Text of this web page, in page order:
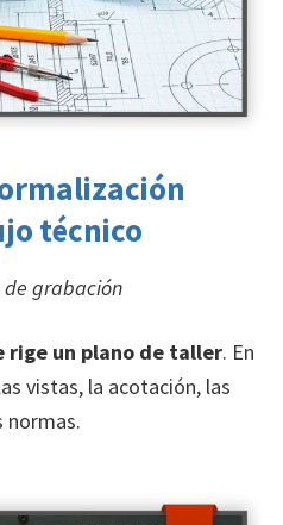
técnico
de grabación
rige un plano de taller. En
vistas, la acotación, las
normas.